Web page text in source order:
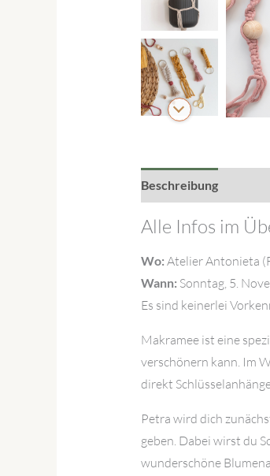
Beschreibung
Alle Infos im
Wo: Atelier Antonieta
Wann: Sonntag, 5.
Es sind keinerlei
Makramee ist eine
verschönern kann. Im
direkt
Petra wird dich
geben. Dabei wirst du
wunderschöne